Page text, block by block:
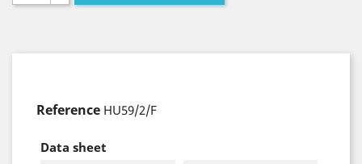
Reference HU59/2/F
Data sheet